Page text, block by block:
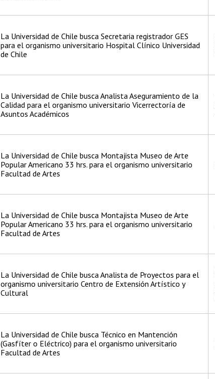
La Universidad de Chile busca Secretaria registrador GES
para el organismo universitario Hospital Clínico Universidad
de Chile
La Universidad de Chile busca Analista Aseguramiento de la
Calidad para el organismo universitario Vicerrectoría de
Asuntos Académicos
La Universidad de Chile busca Montajista Museo de Arte
Popular Americano 33 hrs. para el organismo universitario
Facultad de Artes
La Universidad de Chile busca Montajista Museo de Arte
Popular Americano 33 hrs. para el organismo universitario
Facultad de Artes
La Universidad de Chile busca Analista de Proyectos para el
organismo universitario Centro de Extensión Artístico y
Cultural
La Universidad de Chile busca Técnico en Mantención
(Gasfíter o Eléctrico) para el organismo universitario
Facultad de Artes